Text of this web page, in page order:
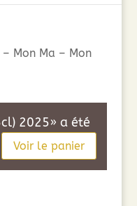
Mon Ma – Mon
2025» a été
Voir le panier